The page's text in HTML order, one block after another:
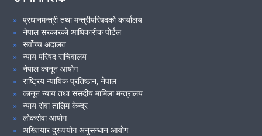
प्रधानमन्त्री तथा मन्त्रीपरिषदको कार्यालय
नेपाल सरकारको आधिकारीक पोर्टल
सर्वोच्च अदालत
न्याय परिषद सचिवालय
नेपाल कानून आयोग
राष्ट्रिय न्यायिक प्रतिष्ठान, नेपाल
कानून न्याय तथा संसदीय मामिला मन्त्रालय
न्याय सेवा तालिम केन्द्र
लोकसेवा आयोग
अख्तियार दुरूपयोग अनुसन्धान आयोग